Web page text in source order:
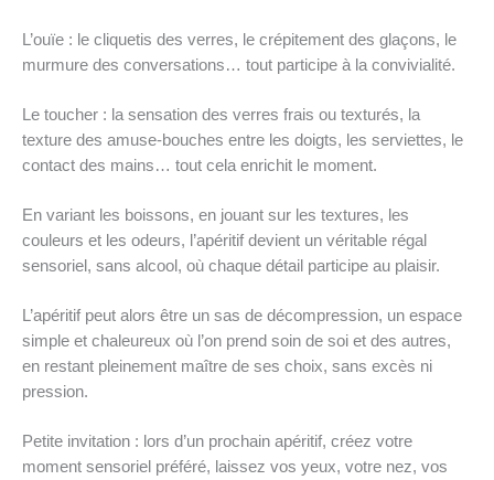
L’ouïe : le cliquetis des verres, le crépitement des glaçons, le
murmure des conversations… tout participe à la convivialité.
Le toucher : la sensation des verres frais ou texturés, la
texture des amuse-bouches entre les doigts, les serviettes, le
contact des mains… tout cela enrichit le moment.
En variant les boissons, en jouant sur les textures, les
couleurs et les odeurs, l’apéritif devient un véritable régal
sensoriel, sans alcool, où chaque détail participe au plaisir.
L’apéritif peut alors être un sas de décompression, un espace
simple et chaleureux où l’on prend soin de soi et des autres,
en restant pleinement maître de ses choix, sans excès ni
pression.
Petite invitation : lors d’un prochain apéritif, créez votre
moment sensoriel préféré, laissez vos yeux, votre nez, vos